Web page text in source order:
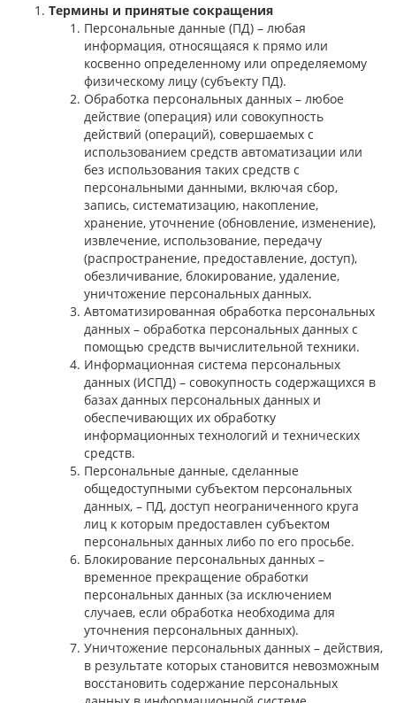
Термины и принятые сокращения
Персональные данные (ПД) – любая
информация, относящаяся к прямо или
косвенно определенному или определяемому
физическому лицу (субъекту ПД).
Обработка персональных данных – любое
действие (операция) или совокупность
действий (операций), совершаемых с
использованием средств автоматизации или
без использования таких средств с
персональными данными, включая сбор,
запись, систематизацию, накопление,
хранение, уточнение (обновление, изменение),
извлечение, использование, передачу
(распространение, предоставление, доступ),
обезличивание, блокирование, удаление,
уничтожение персональных данных.
Автоматизированная обработка персональных
данных – обработка персональных данных с
помощью средств вычислительной техники.
Информационная система персональных
данных (ИСПД) – совокупность содержащихся в
базах данных персональных данных и
обеспечивающих их обработку
информационных технологий и технических
средств.
Персональные данные, сделанные
общедоступными субъектом персональных
данных, – ПД, доступ неограниченного круга
лиц к которым предоставлен субъектом
персональных данных либо по его просьбе.
Блокирование персональных данных –
временное прекращение обработки
персональных данных (за исключением
случаев, если обработка необходима для
уточнения персональных данных).
Уничтожение персональных данных – действия,
в результате которых становится невозможным
восстановить содержание персональных